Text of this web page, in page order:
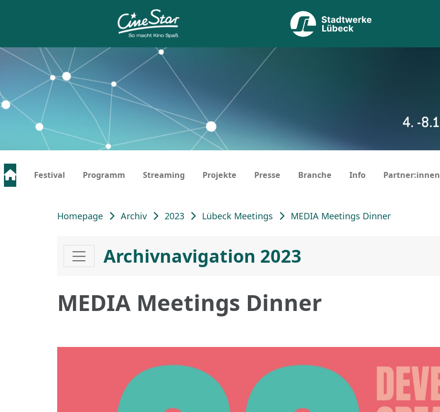
Festival Programm Streaming Projekte Presse Branche Info Partner:innen
Homepage Archiv 2023 Lübeck Meetings MEDIA Meetings Dinner
Archivnavigation 2023
MEDIA Meetings Dinner